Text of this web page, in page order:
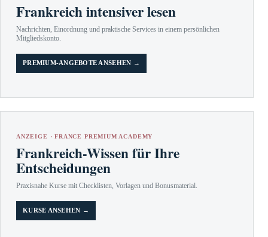
Frankreich intensiver lesen
Nachrichten, Einordnung und praktische Services in einem persönlichen
Mitgliedskonto.
PREMIUM-ANGEBOTE ANSEHEN →
ANZEIGE · FRANCE PREMIUM ACADEMY
Frankreich-Wissen für Ihre
Entscheidungen
Praxisnahe Kurse mit Checklisten, Vorlagen und Bonusmaterial.
KURSE ANSEHEN →